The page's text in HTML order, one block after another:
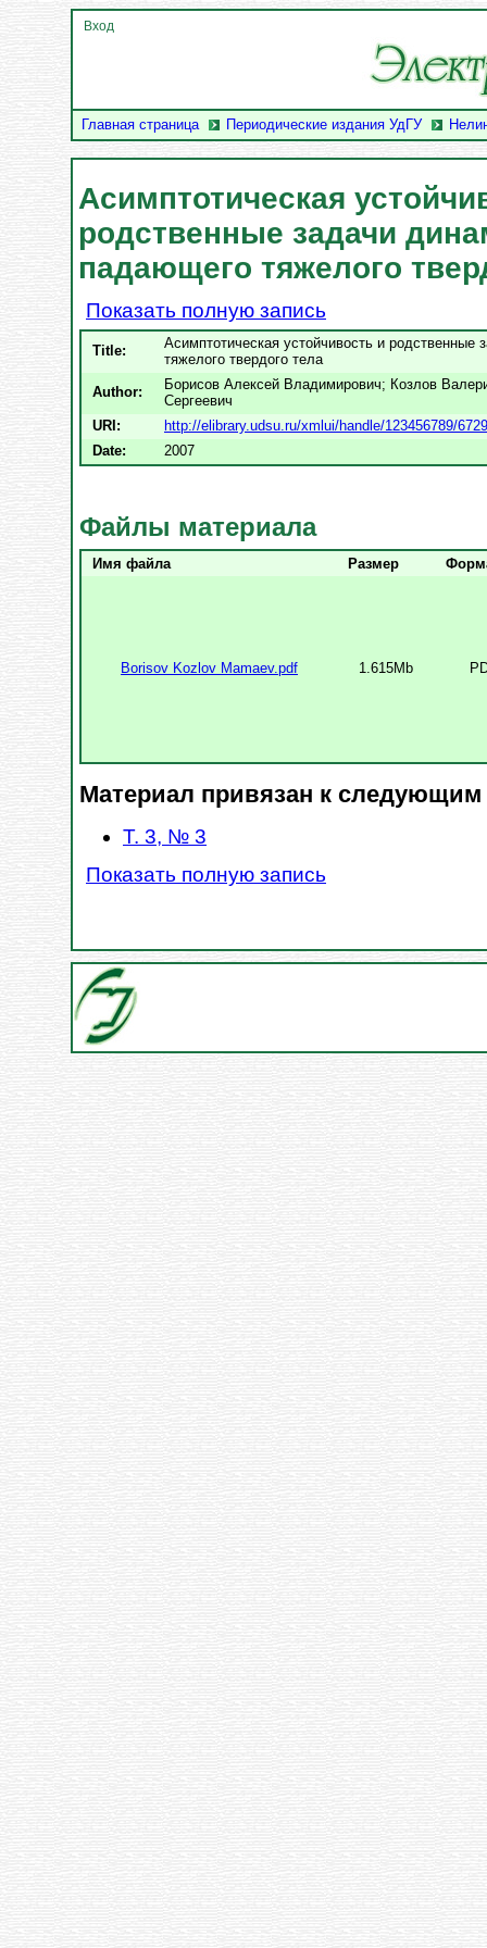
Главная страница Периодические издания УдГУ
Вход
Асимптотическая
родственные задачи
падающего тяжелого
Показать полную запись
Title:
Асимптотическая устойчивость и
тяжелого твердого тела
Author:
Борисов Алексей Владимирович; Козлов
Сергеевич
URI:
http://elibrary.udsu.ru/xmlui/handle/123456789/6729
Date:
2007
Файлы материала
Имя файла Размер
Borisov Kozlov Mamaev.pdf 1.615Mb
Материал привязан к следующим
Т. 3, № 3
Показать полную запись